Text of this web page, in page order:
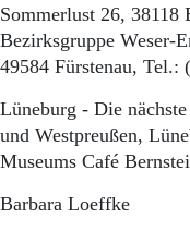
Sommerlust 26, 38118
Bezirksgruppe Weser-
49584 Fürstenau, Tel.:
Lüneburg - Die
und Westpreußen,
Museums Café
Barbara Loeffke